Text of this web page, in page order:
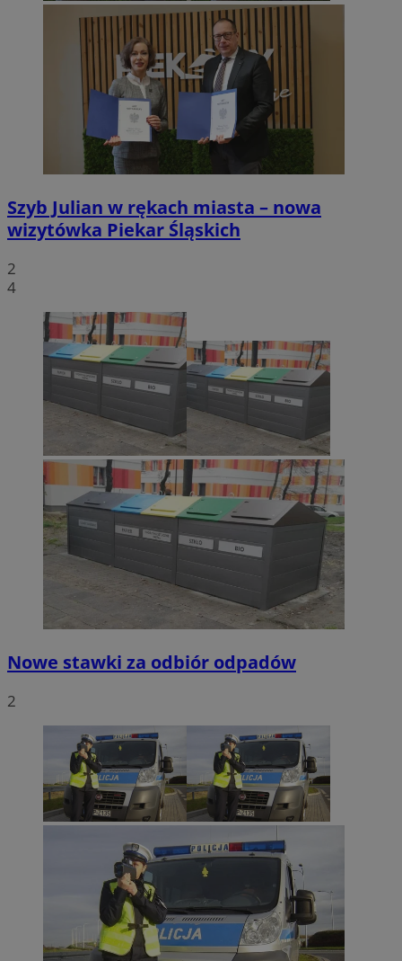
Szyb Julian w rękach miasta – nowa
wizytówka Piekar Śląskich
2
4
Nowe stawki za odbiór odpadów
2